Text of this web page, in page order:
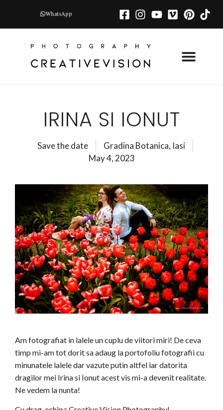
WhatsApp
IRINA SI IONUT
Save the date
Gradina Botanica, Iasi
May 4, 2023
Am fotografiat in lalele un cuplu de viitori miri! De ceva
timp mi-am tot dorit sa adaug la portofoliu fotografii cu
minunatele lalele dar vazute putin altfel iar datorita
dragilor mei Irina si Ionut acest vis mi-a devenit realitate.
Ne vedem la nunta!